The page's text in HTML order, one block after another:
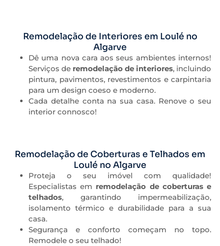
Remodelação de Interiores em Loulé no
Algarve
Dê uma nova cara aos seus ambientes internos!
Serviços de remodelação de interiores, incluindo
pintura, pavimentos, revestimentos e carpintaria
para um design coeso e moderno.
Cada detalhe conta na sua casa. Renove o seu
interior connosco!
Remodelação de Coberturas e Telhados em
Loulé no Algarve
Proteja o seu imóvel com qualidade!
Especialistas em remodelação de coberturas e
telhados, garantindo impermeabilização,
isolamento térmico e durabilidade para a sua
casa.
Segurança e conforto começam no topo.
Remodele o seu telhado!